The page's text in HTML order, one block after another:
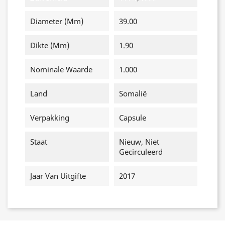
Diameter (mm) 39.00
Dikte (mm) 1.90
Nominale Waarde 1.000
Land Somalië
Verpakking Capsule
Staat
Nieuw, Niet
Gecirculeerd
Jaar Van Uitgifte 2017